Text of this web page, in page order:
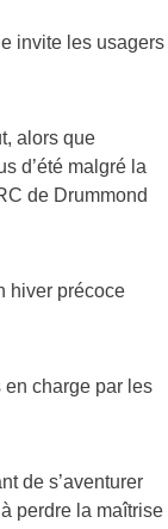
invite les usagers
alors que
d’été malgré la
de Drummond
hiver précoce
charge par les
de s’aventurer
perdre la maîtrise